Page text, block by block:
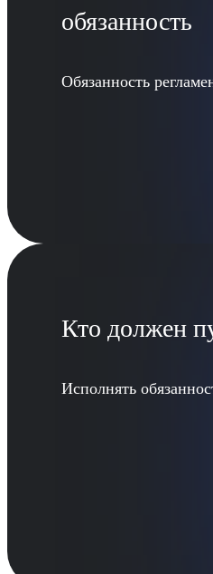
обязанность
Обязанность
Кто должен
Исполнять